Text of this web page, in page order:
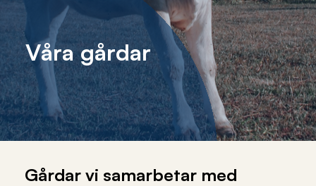
Våra gårdar
Gårdar vi samarbetar med